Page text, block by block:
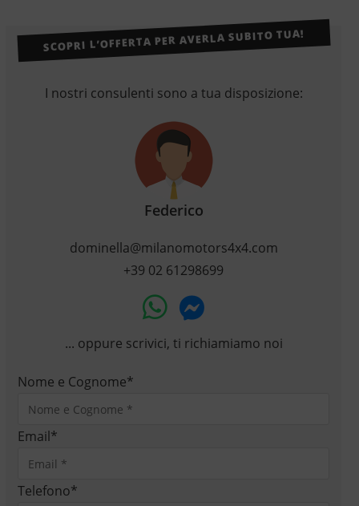
SCOPRI L’OFFERTA PER AVERLA SUBITO TUA!
I nostri consulenti sono a tua disposizione:
Federico
dominella@milanomotors4x4.com
+39 02 61298699
... oppure scrivici, ti richiamiamo noi
Nome e Cognome*
Email*
Telefono*